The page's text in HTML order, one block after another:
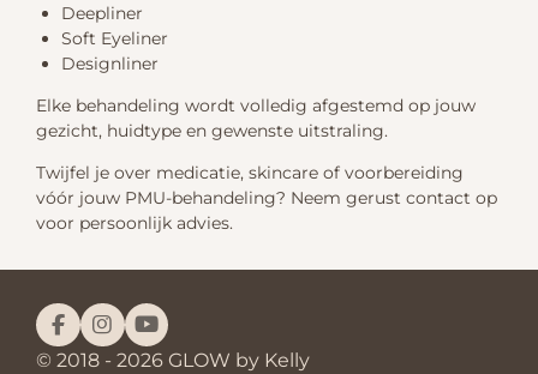
Deepliner
Soft Eyeliner
Designliner
Elke behandeling wordt volledig afgestemd op jouw
gezicht, huidtype en gewenste uitstraling.
Twijfel je over medicatie, skincare of voorbereiding
vóór jouw PMU-behandeling? Neem gerust contact op
voor persoonlijk advies.
F
a
I
n
Y
o
© 2018 - 2026 GLOW by Kelly